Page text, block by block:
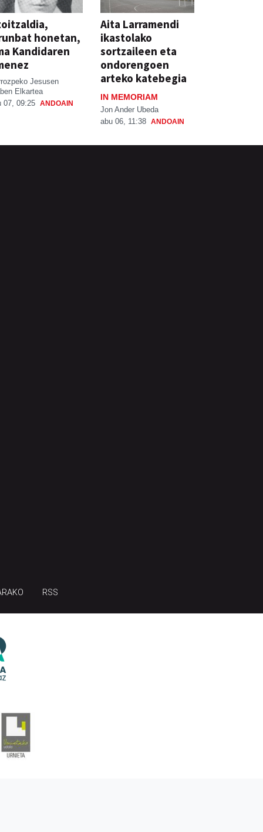
honetan,
Kandidaren
Jesusen
Elkartea
07, 09:25 ANDOAIN
Aita Larramendi
ikastolako
sortzaileen eta
ondorengoen
arteko katebegia
IN MEMORIAM
Jon Ander Ubeda
abu 06, 11:38 ANDOAIN
RSS